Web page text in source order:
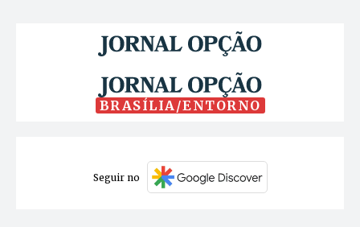
BRASÍLIA/ENTORNO
Seguir no